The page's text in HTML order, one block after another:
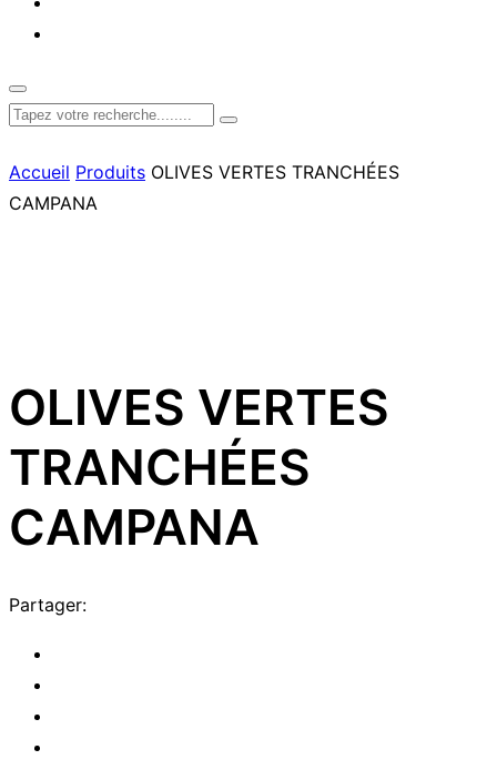
Accueil Produits OLIVES VERTES TRANCHÉES
CAMPANA
OLIVES VERTES
TRANCHÉES
CAMPANA
Partager: